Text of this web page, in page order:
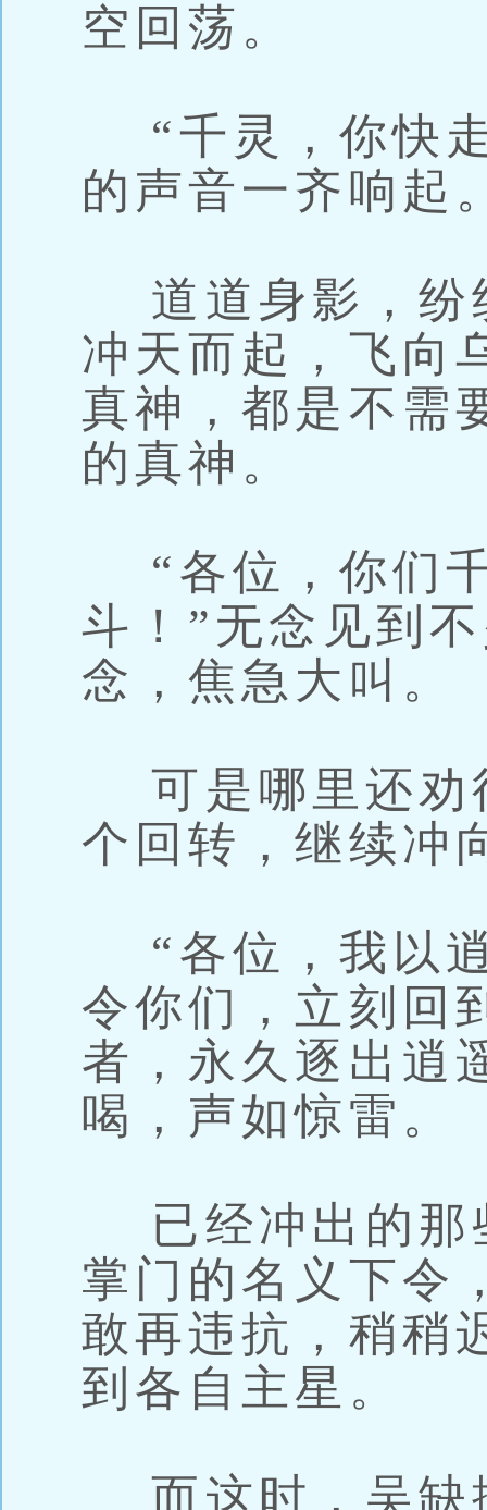
空回荡。
“千灵，你快
的声音一齐响起
道道身影，纷
冲天而起，飞向
真神，都是不需
的真神。
“各位，你们
斗！”无念见到
念，焦急大叫。
可是哪里还劝
个回转，继续冲
“各位，我以
令你们，立刻回
者，永久逐出逍
喝，声如惊雷。
已经冲出的那
掌门的名义下令
敢再违抗，稍稍
到各自主星。
而这时，吴缺